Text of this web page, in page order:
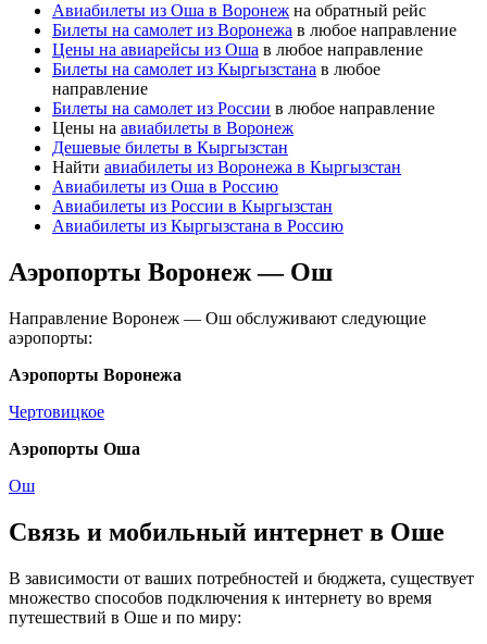
Авиабилеты из Оша в Воронеж на обратный рейс
Билеты на самолет из Воронежа в любое направление
Цены на авиарейсы из Оша в любое направление
Билеты на самолет из Кыргызстана в любое
направление
Билеты на самолет из России в любое направление
Цены на авиабилеты в Воронеж
Дешевые билеты в Кыргызстан
Найти авиабилеты из Воронежа в Кыргызстан
Авиабилеты из Оша в Россию
Авиабилеты из России в Кыргызстан
Авиабилеты из Кыргызстана в Россию
Аэропорты Воронеж — Ош
Направление Воронеж — Ош обслуживают следующие
аэропорты:
Аэропорты Воронежа
Чертовицкое
Аэропорты Оша
Ош
Связь и мобильный интернет в Оше
В зависимости от ваших потребностей и бюджета, существует
множество способов подключения к интернету во время
путешествий в Оше и по миру: